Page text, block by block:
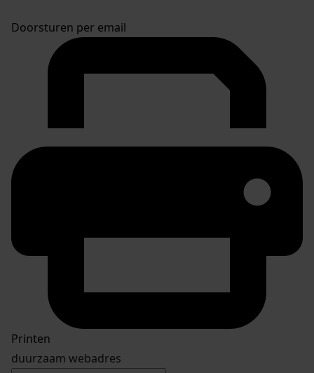
Doorsturen per email
Printen
duurzaam webadres